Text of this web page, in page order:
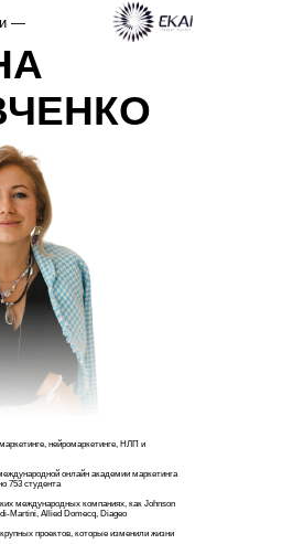
—
нейромаркетинге, НЛП и
онлайн академии маркетинга
753 студента
международных компаниях, как Johnson
Martini, Allied Domecq, Diageo
проектов, которые изменили жизни